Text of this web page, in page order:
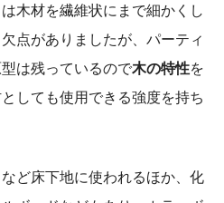
木材を繊維状にまで細かくし
点がありましたが、パーティ
は残っているので木の特性を
しても使用できる強度を持ち
ど床下地に使われるほか、化